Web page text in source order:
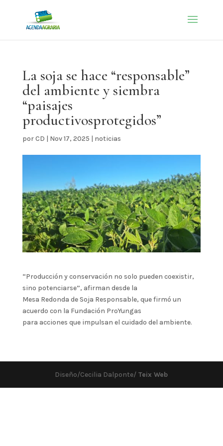
La soja se hace “responsable”
del ambiente y siembra
“paisajes
productivosprotegidos”
porCD | Nov 17, 2025 | noticias
“Producción y conservación no solo pueden coexistir,
sino potenciarse”, afirman desde la
Mesa Redonda de Soja Responsable, que firmó un
acuerdo con la Fundación ProYungas
para acciones que impulsan el cuidado del ambiente.
Diseño/Cecilia Dalponte/ Teix Web